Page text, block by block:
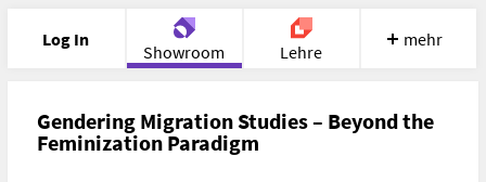
Log In
Showroom Lehre
Portfolio Image Cloud Chat
mehr
Gendering Migration Studies – Beyond the
Feminization Paradigm